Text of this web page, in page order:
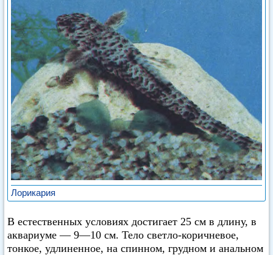
Лорикария
В естественных условиях достигает 25 см в длину, в
аквариуме — 9—10 см. Тело светло-коричневое,
тонкое, удлиненное, на спинном, грудном и анальном